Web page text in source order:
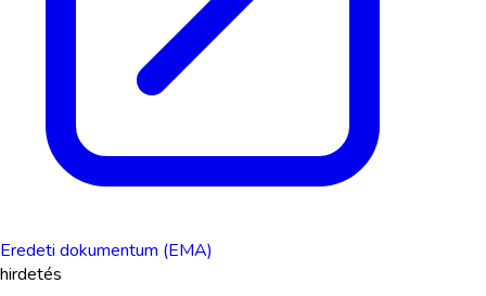
Eredeti dokumentum (EMA)
hirdetés